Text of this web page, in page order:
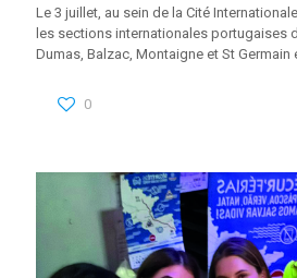
Le 3 juillet, au sein de la Cité
les sections internationales portugaises
Dumas, Balzac, Montaigne et St Germain
0